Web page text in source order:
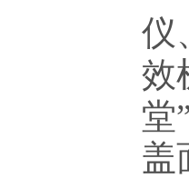
仪
效
堂
盖